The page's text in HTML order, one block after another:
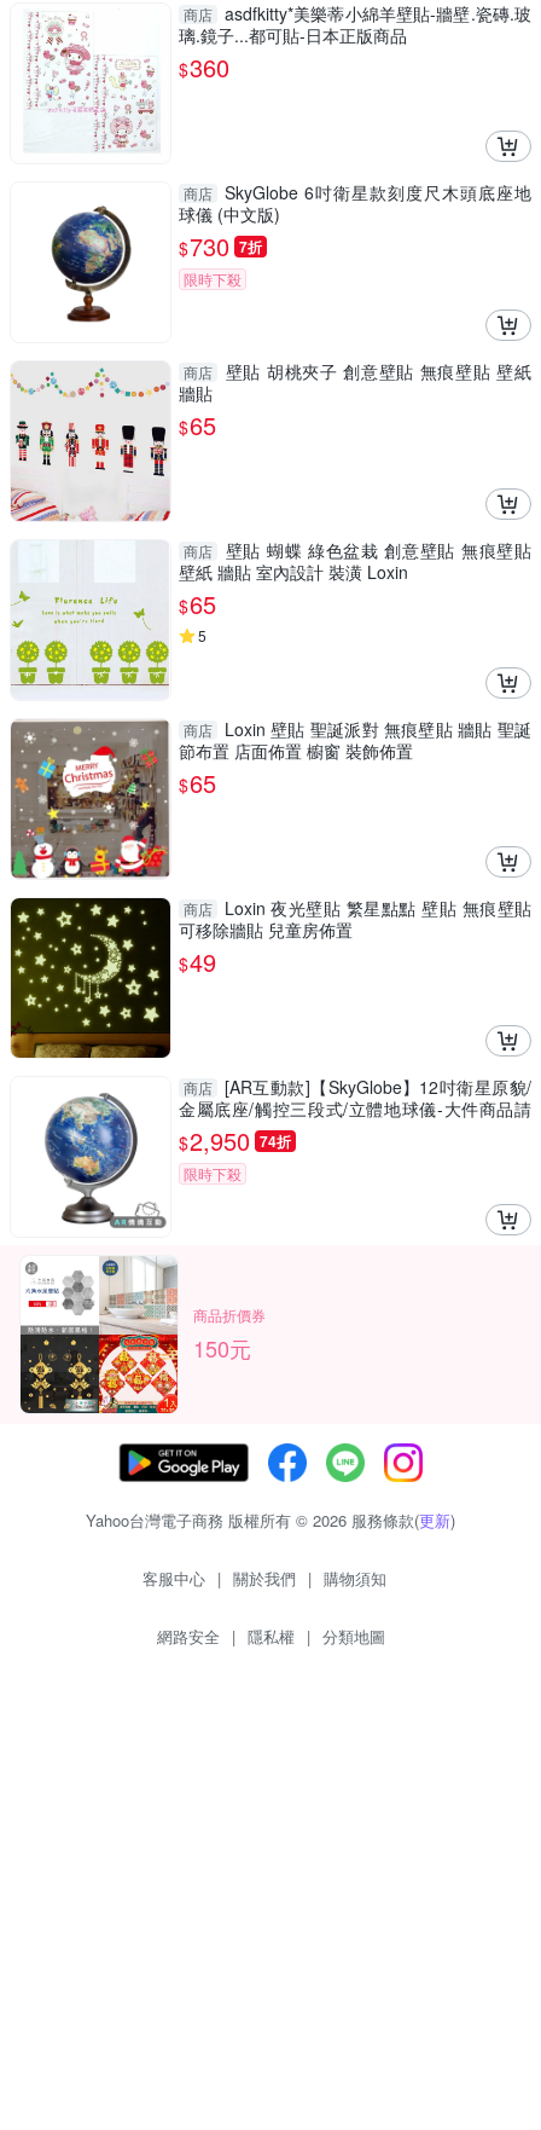
商店 asdfkitty*美樂蒂小綿羊壁貼-牆壁.瓷磚.玻
璃.鏡子...都可貼-日本正版商品
$360
商店 SkyGlobe 6吋衛星款刻度尺木頭底座地
球儀 (中文版)
$730 7折
限時下殺
商店
壁貼 胡桃夾子 創意壁貼 無痕壁貼 壁紙
牆貼
$65
商店
壁貼 蝴蝶 綠色盆栽 創意壁貼 無痕壁貼
壁紙 牆貼 室內設計 裝潢 Loxin
$65
5
商店
Loxin 壁貼 聖誕派對 無痕壁貼 牆貼 聖誕
節布置 店面佈置 櫥窗 裝飾佈置
$65
商店
Loxin 夜光壁貼 繁星點點 壁貼 無痕壁貼
可移除牆貼 兒童房佈置
$49
商店 [AR互動款]【SkyGlobe】12吋衛星原貌/
金屬底座/觸控三段式/立體地球儀-大件商品請
選宅配運送
$2,950 74折
限時下殺
商品折價券
150元
Yahoo台灣電子商務 版權所有 © 2026 服務條款(更新)
客服中心 | 關於我們 | 購物須知
網路安全 | 隱私權 | 分類地圖